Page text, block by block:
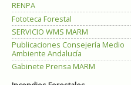
RENPA
Fototeca Forestal
SERVICIO WMS MARM
Publicaciones Consejería Medio
Ambiente Andalucía
Gabinete Prensa MARM